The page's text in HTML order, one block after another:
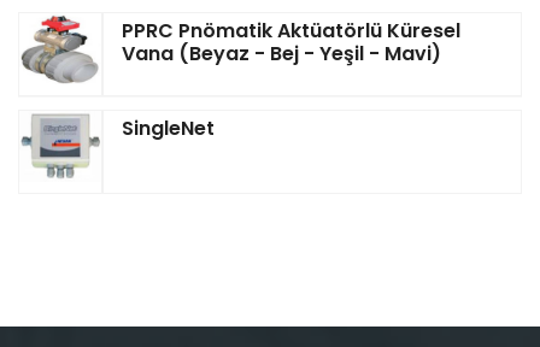
PPRC Pnömatik Aktüatörlü Küresel
Vana (Beyaz - Bej - Yeşil - Mavi)
SingleNet